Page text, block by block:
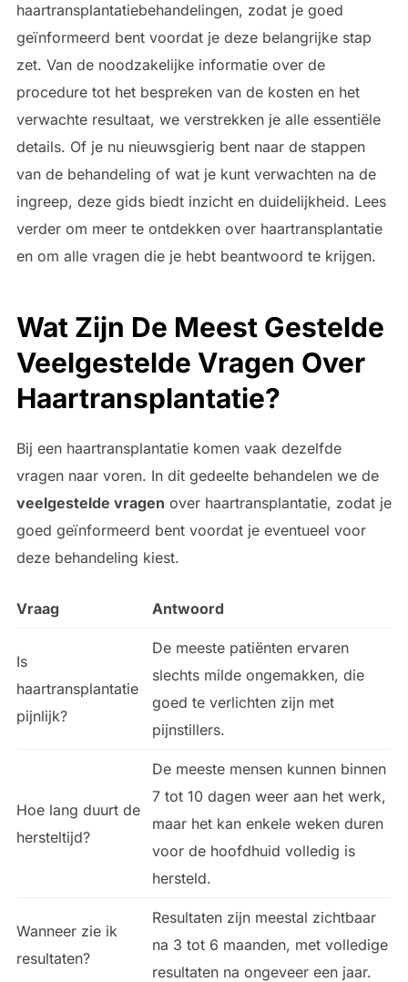
haartransplantatiebehandelingen, zodat je goed
geïnformeerd bent voordat je deze belangrijke stap
zet. Van de noodzakelijke informatie over de
procedure tot het bespreken van de kosten en het
verwachte resultaat, we verstrekken je alle essentiële
details. Of je nu nieuwsgierig bent naar de stappen
van de behandeling of wat je kunt verwachten na de
ingreep, deze gids biedt inzicht en duidelijkheid. Lees
verder om meer te ontdekken over haartransplantatie
en om alle vragen die je hebt beantwoord te krijgen.
Wat Zijn De Meest Gestelde
Veelgestelde Vragen Over
Haartransplantatie?
Bij een haartransplantatie komen vaak dezelfde
vragen naar voren. In dit gedeelte behandelen we de
veelgestelde vragen over haartransplantatie, zodat je
goed geïnformeerd bent voordat je eventueel voor
deze behandeling kiest.
Vraag Antwoord
Is
haartransplantatie
pijnlijk?
De meeste patiënten ervaren
slechts milde ongemakken, die
goed te verlichten zijn met
pijnstillers.
Hoe lang duurt de
hersteltijd?
De meeste mensen kunnen binnen
7 tot 10 dagen weer aan het werk,
maar het kan enkele weken duren
voor de hoofdhuid volledig is
hersteld.
Wanneer zie ik
resultaten?
Resultaten zijn meestal zichtbaar
na 3 tot 6 maanden, met volledige
resultaten na ongeveer een jaar.